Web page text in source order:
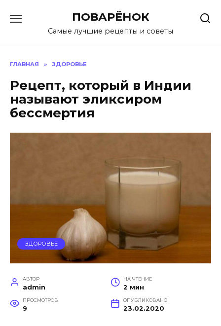
содержанию
ПОВАРЁНОК
Самые лучшие рецепты и советы
ГЛАВНАЯ » ЗДОРОВЬЕ
Рецепт, который в Индии
называют эликсиром
бессмертия
ЗДОРОВЬЕ
АВТОР
admin
НА ЧТЕНИЕ
2 мин
ПРОСМОТРОВ
9
ОПУБЛИКОВАНО
23.02.2020